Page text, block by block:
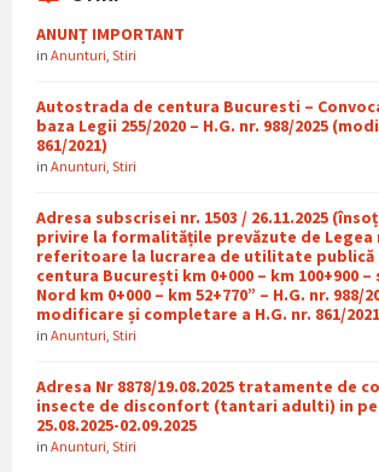
ANUNȚ IMPORTANT
in Anunturi Stiri
Autostrada de centura Bucuresti –
baza Legii 255/2020 – H.G. nr. 988/2025
861/2021)
in Anunturi Stiri
Adresa subscrisei nr. 1503 / 26.11.2025
privire la formalitățile prevăzute de Legea
referitoare la lucrarea de utilitate publică
centura București km 0+000 – km 100+900
Nord km 0+000 – km 52+770” – H.G. nr. 988/
modificare și completare a H.G. nr. 861/2021
in Anunturi Stiri
Adresa Nr 8878/19.08.2025 tratamente de
insecte de disconfort (tantari adulti) in
25.08.2025-02.09.2025
in Anunturi Stiri